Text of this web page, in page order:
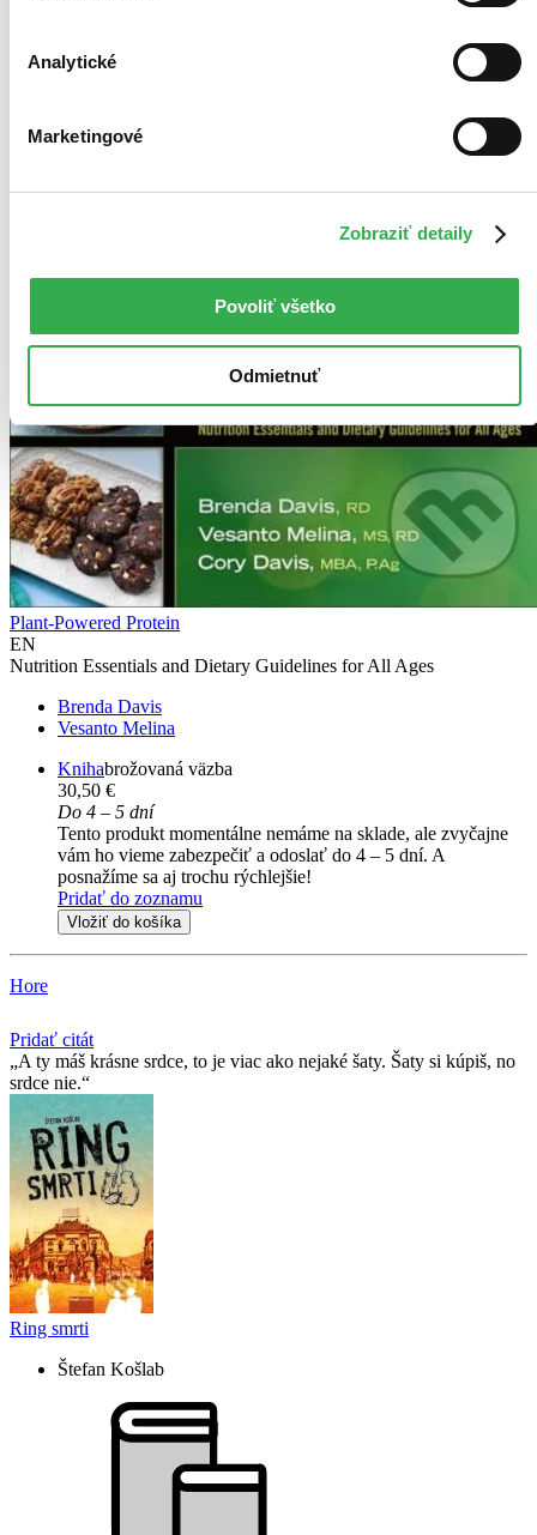
Analytické
Marketingové
Zobraziť detaily
Povoliť všetko
Odmietnuť
Plant-Powered Protein
EN
Nutrition Essentials and Dietary Guidelines for All Ages
Brenda Davis
Vesanto Melina
Knihabrožovaná väzba
30,50 €
Do 4 – 5 dní
Tento produkt momentálne nemáme na sklade, ale zvyčajne
vám ho vieme zabezpečiť a odoslať do 4 – 5 dní. A
posnažíme sa aj trochu rýchlejšie!
Pridať do zoznamu
Vložiť do košíka
Hore
Pridať citát
A ty máš krásne srdce, to je viac ako nejaké šaty. Šaty si kúpiš, no
srdce nie.
Ring smrti
Štefan Košlab